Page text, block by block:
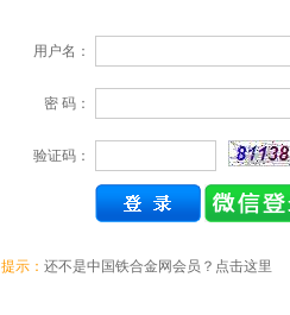
用户名：
密 码：
验证码：
提示： 还不是中国铁合金网会员？点击这里